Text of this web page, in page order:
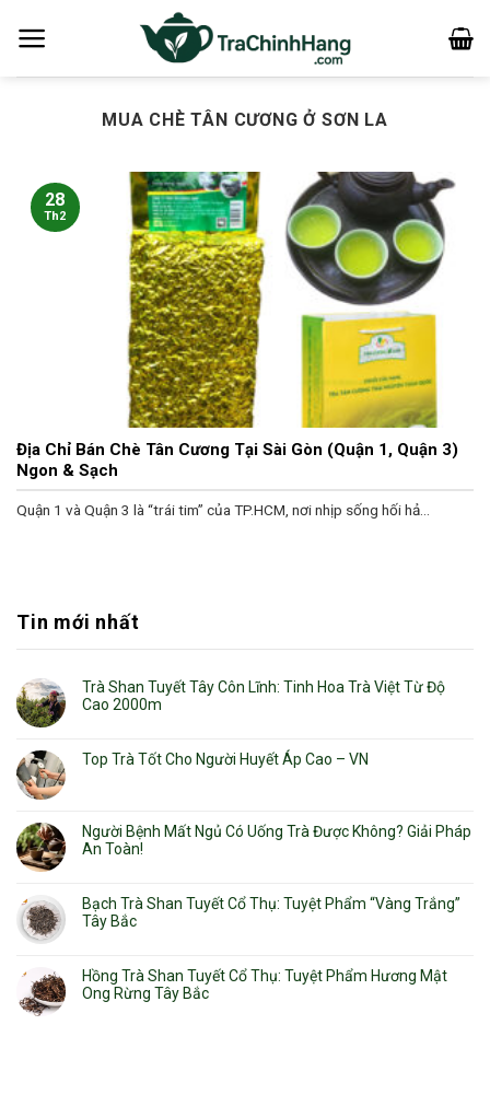
qua
MUA CHÈ TÂN CƯƠNG Ở SƠN LA
Địa Chỉ Bán Chè Tân Cương Tại Sài Gòn (Quận 1, Quận 3)
Ngon & Sạch
Quận 1 và Quận 3 là “trái tim” của TP.HCM, nơi nhịp sống hối hả...
28
Th2
Tin mới nhất
Trà Shan Tuyết Tây Côn Lĩnh: Tinh Hoa Trà Việt Từ Độ
Cao 2000m
Top Trà Tốt Cho Người Huyết Áp Cao – VN
Người Bệnh Mất Ngủ Có Uống Trà Được Không? Giải Pháp
An Toàn!
Bạch Trà Shan Tuyết Cổ Thụ: Tuyệt Phẩm “Vàng Trắng”
Tây Bắc
Hồng Trà Shan Tuyết Cổ Thụ: Tuyệt Phẩm Hương Mật
Ong Rừng Tây Bắc